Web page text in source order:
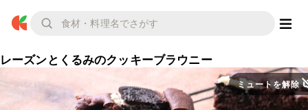
レーズンとくるみのクッキーブラウニー
ミュートを解除